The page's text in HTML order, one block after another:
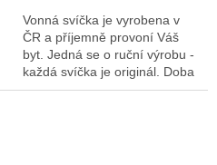
Vonná svíčka je vyrobena v
ČR a příjemně provoní Váš
byt. Jedná se o ruční výrobu -
každá svíčka je originál. Doba
hoření: 12 h Rozměry V/Š/H: